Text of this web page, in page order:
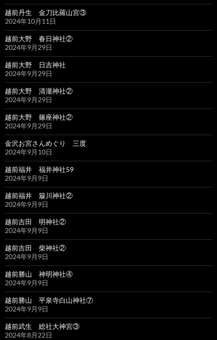
越前丹生 金刀比羅山宮③
2024年10月11日
越前大野 春日神社②
2024年9月29日
越前大野 日吉神社
2024年9月29日
越前大野 清瀧神社②
2024年9月29日
越前大野 篠座神社②
2024年9月29日
金沢お宮さんめぐり 三度
2024年9月10日
越前福井 福井神社59
2024年9月9日
越前福井 簸川神社②
2024年9月9日
越前吉田 明神社②
2024年9月9日
越前吉田 柴神社②
2024年9月9日
越前勝山 神明神社④
2024年9月9日
越前勝山 平泉寺白山神社⑦
2024年9月9日
越前武生 総社大神宮③
2024年8月22日